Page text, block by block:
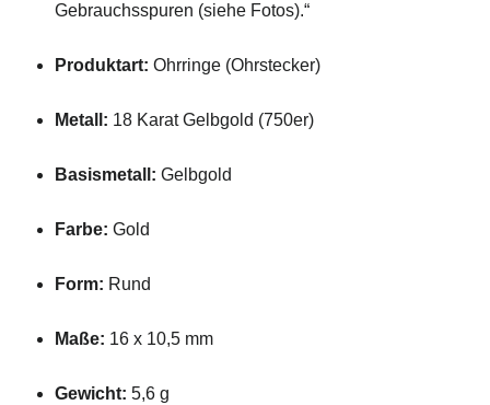
Gebrauchsspuren (siehe Fotos).“
Produktart: Ohrringe (Ohrstecker)
Metall: 18 Karat Gelbgold (750er)
Basismetall: Gelbgold
Farbe: Gold
Form: Rund
Maße: 16 x 10,5 mm
Gewicht: 5,6 g